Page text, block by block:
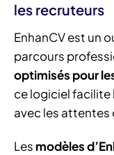
les recruteurs
EnhanCV est un
parcours
optimisés pour
ce logiciel facilite
avec les attentes
Les modèles